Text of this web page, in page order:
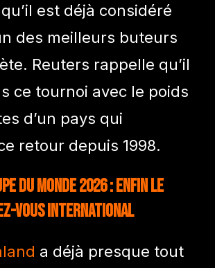
est déjà considéré
des meilleurs buteurs
Reuters rappelle qu’il
ce tournoi avec le poids
d’un pays qui
retour depuis 1998.
du Monde 2026 : enfin le
vous international
a déjà presque tout